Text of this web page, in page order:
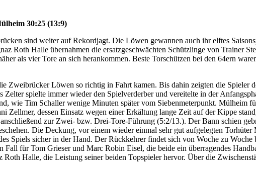
30:25 (13:9)
sind weiter auf Rekordjagt. Die Löwen gewannen auch ihr elftes
Roth Halle übernahmen die ersatzgeschwächten Schützlinge von Trainer
als vier Tore an sich herankommen. Beste Torschützen bei den 64ern
Zweibrücker Löwen so richtig in Fahrt kamen. Bis dahin zeigten die
spielte immer wieder den Spielverderber und vereitelte in der
wie Tim Schaller wenige Minuten später vom Siebenmeterpunkt.
Zellmer, dessen Einsatz wegen einer Erkältung lange Zeit auf der Kippe
zur Zwei- bzw. Drei-Tore-Führung (5:2/13.). Der Bann schien
Die Deckung, vor einem wieder einmal sehr gut aufgelegten
Spiels sicher in der Hand. Der Rückkehrer findet sich von Woche zu
Fall für Tom Grieser und Marc Robin Eisel, die beide ein überragendes
Roth Halle, die Leistung seiner beiden Topspieler hervor. Über die